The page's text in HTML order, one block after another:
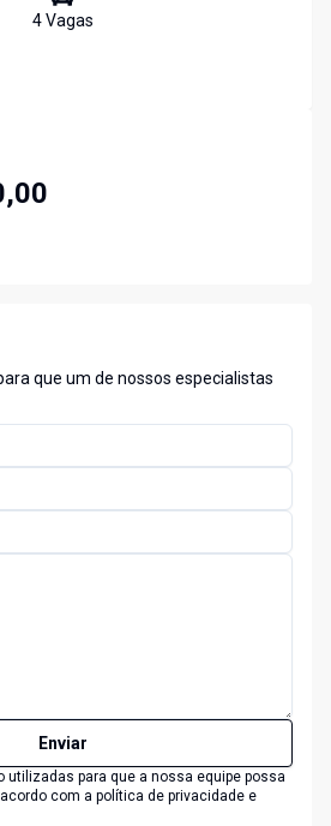
4Vagas
que um de nossos especialistas
Enviar
utilizadas para que a nossa equipe possa
com a política de privacidade e